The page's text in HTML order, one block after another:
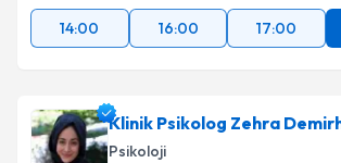
14:00
16:00 17:00
Klinik Psikolog Zehra
Psikoloji